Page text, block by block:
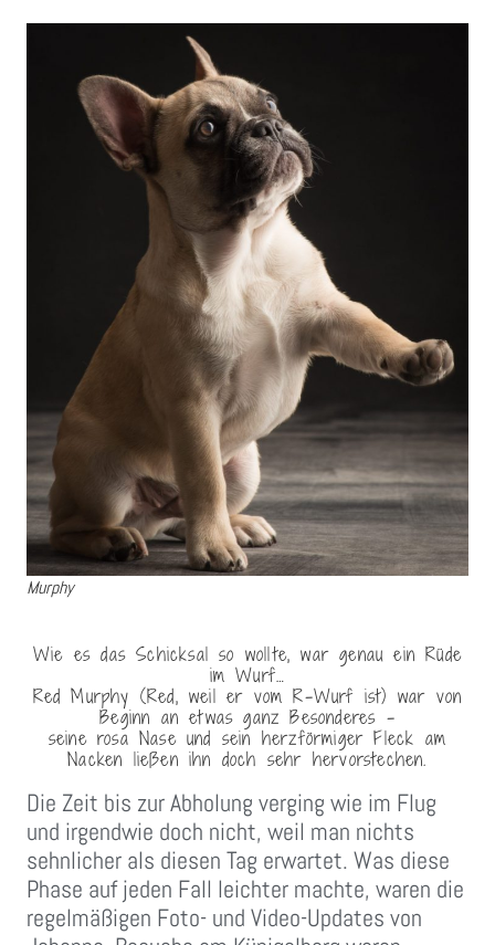
Murphy
Wie es das Schicksal so wollte, war genau ein Rüde
im Wurf…
Red Murphy (Red, weil er vom R-Wurf ist) war von
Beginn an etwas ganz Besonderes –
seine rosa Nase und sein herzförmiger Fleck am
Nacken ließen ihn doch sehr hervorstechen.
Die Zeit bis zur Abholung verging wie im Flug
und irgendwie doch nicht, weil man nichts
sehnlicher als diesen Tag erwartet. Was diese
Phase auf jeden Fall leichter machte, waren die
regelmäßigen Foto- und Video-Updates von